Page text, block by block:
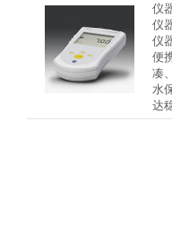
仪
仪
仪
便
凑
水
达